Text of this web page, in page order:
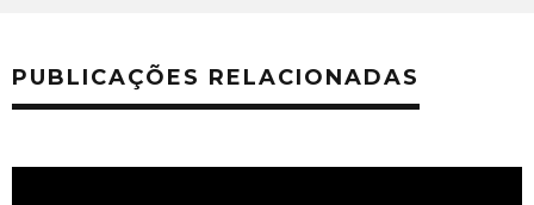
PUBLICAÇÕES RELACIONADAS